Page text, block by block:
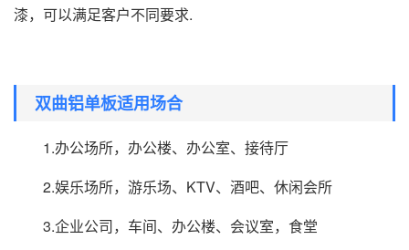
漆，可以满足客户不同要求.
双曲铝单板适用场合
1.办公场所，办公楼、办公室、接待厅
2.娱乐场所，游乐场、KTV、酒吧、休闲会所
3.企业公司，车间、办公楼、会议室，食堂